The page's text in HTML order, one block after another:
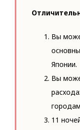
Вы
Японии.
Вы
11